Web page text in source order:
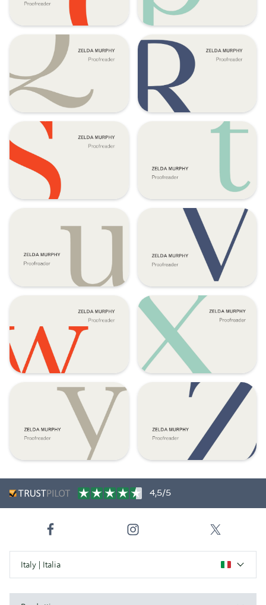
4,5/5
Italy | Italia